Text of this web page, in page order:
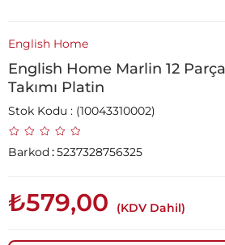
English Home
English Home Marlin 12
Takımı Platin
Stok Kodu (10043310002)
Barkod:5237328756325
₺579,00 (KDV Dahil)